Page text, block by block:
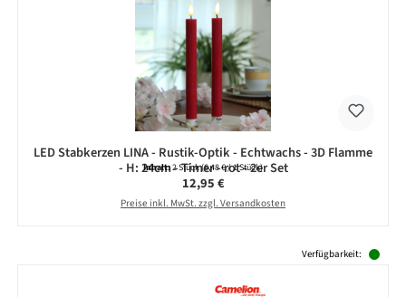
LED Stabkerzen LINA - Rustik-Optik - Echtwachs - 3D Flamme
- H: 24cm - Timer - rot - 2er Set
Inhalt:2 Stück(6,48 € / 1 Stück)
Regulärer Preis:
12,95 €
Preise inkl. MwSt. zzgl. Versandkosten
Verfügbarkeit: